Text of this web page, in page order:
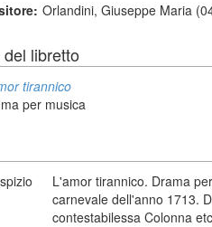
Orlandini, Giuseppe Maria
libretto
tirannico
per musica
L'amor tirannico. Drama
carnevale dell'anno 1713.
contestabilessa Colonna